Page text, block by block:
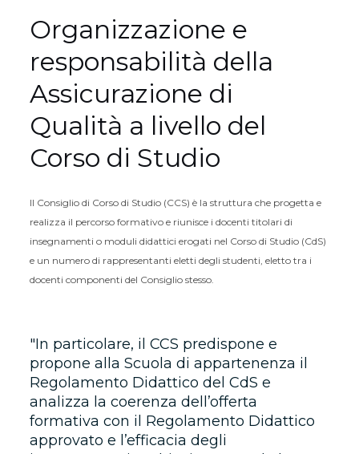
Organizzazione e
responsabilità della
Assicurazione di
Qualità a livello del
Corso di Studio
Il Consiglio di Corso di Studio (CCS) è la struttura che progetta e
realizza il percorso formativo e riunisce i docenti titolari di
insegnamenti o moduli didattici erogati nel Corso di Studio (CdS)
e un numero di rappresentanti eletti degli studenti, eletto tra i
docenti componenti del Consiglio stesso.
In particolare, il CCS predispone e
propone alla Scuola di appartenenza il
Regolamento Didattico del CdS e
analizza la coerenza dell’offerta
formativa con il Regolamento Didattico
approvato e l’efficacia degli